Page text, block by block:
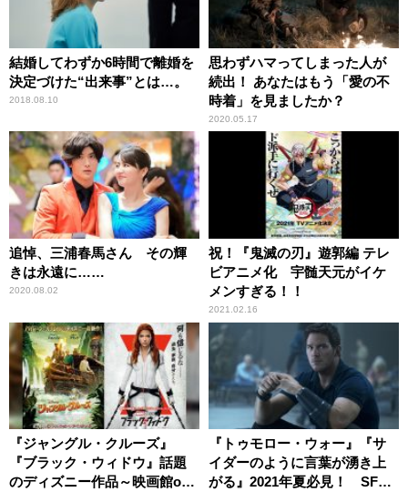
結婚してわずか6時間で離婚を
決定づけた“出来事”とは…。
2018.08.10
思わずハマってしまった人が
続出！ あなたはもう「愛の不
時着」を見ましたか？
2020.05.17
追悼、三浦春馬さん その輝
きは永遠に……
2020.08.02
祝！『鬼滅の刃』遊郭編 テレ
ビアニメ化 宇髄天元がイケ
メンすぎる！！
2021.02.16
『ジャングル・クルーズ』
『ブラック・ウィドウ』話題
のディズニー作品～映画館or
『トゥモロー・ウォー』『サ
イダーのように言葉が湧き上
がる』2021年夏必見！ SF超